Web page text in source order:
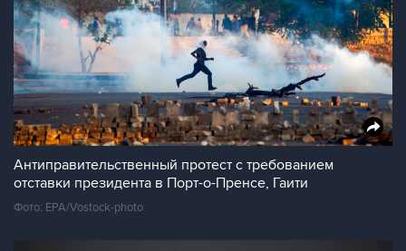
Антиправительственный протест с требованием
отставки президента в Порт-о-Пренсе, Гаити
Фото: EPA/Vostock-photo